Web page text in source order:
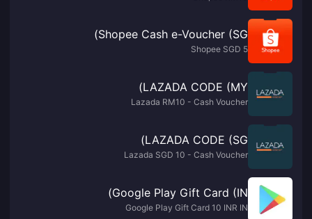
Shopee Cash e-Voucher (SG)
Shopee SGD 5
LAZADA CODE (MY)
Lazada RM10 - Cash Voucher
LAZADA CODE (SG)
Lazada SGD 10 - Cash Voucher
Google Play Gift Card (IN)
Google Play Gift Card 10 INR IN